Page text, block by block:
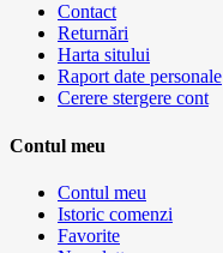
Contact
Returnări
Harta sitului
Raport date personale
Cerere stergere cont
Contul meu
Contul meu
Istoric comenzi
Favorite